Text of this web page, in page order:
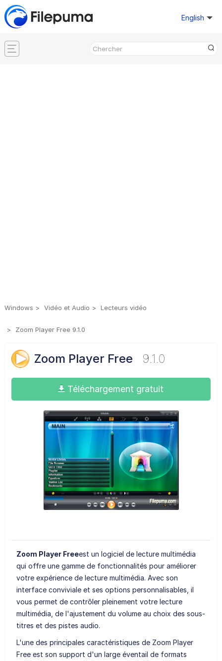
English
Windows Vidéo et Audio Lecteurs vidéo
Zoom Player Free 9.1.0
Zoom Player Free 9.1.0
Téléchargement gratuit
Zoom Player Freeest un logiciel de lecture multimédia
qui offre une gamme de fonctionnalités pour améliorer
votre expérience de lecture multimédia. Avec son
interface conviviale et ses options personnalisables, il
vous permet de contrôler pleinement votre lecture
multimédia, de l'ajustement du volume au choix des sous-
titres et des pistes audio.
L'une des principales caractéristiques de Zoom Player
Free est son support d'un large éventail de formats